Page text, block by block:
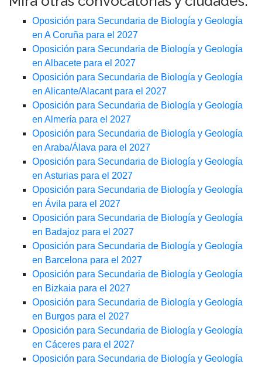
Oposición para Secundaria de Biología y Geología
en A Coruña para el 2027
Oposición para Secundaria de Biología y Geología
en Albacete para el 2027
Oposición para Secundaria de Biología y Geología
en Alicante/Alacant para el 2027
Oposición para Secundaria de Biología y Geología
en Almería para el 2027
Oposición para Secundaria de Biología y Geología
en Araba/Álava para el 2027
Oposición para Secundaria de Biología y Geología
en Asturias para el 2027
Oposición para Secundaria de Biología y Geología
en Ávila para el 2027
Oposición para Secundaria de Biología y Geología
en Badajoz para el 2027
Oposición para Secundaria de Biología y Geología
en Barcelona para el 2027
Oposición para Secundaria de Biología y Geología
en Bizkaia para el 2027
Oposición para Secundaria de Biología y Geología
en Burgos para el 2027
Oposición para Secundaria de Biología y Geología
en Cáceres para el 2027
Oposición para Secundaria de Biología y Geología